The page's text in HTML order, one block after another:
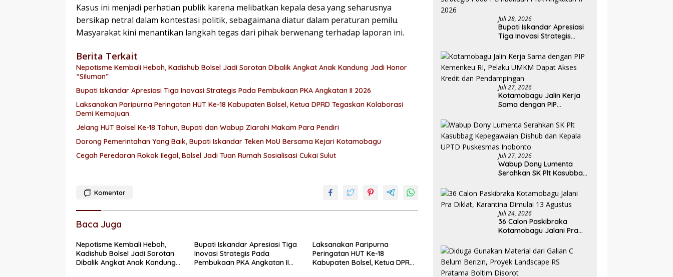
Kasus ini menjadi perhatian publik karena melibatkan kepala desa yang seharusnya
bersikap netral dalam kontestasi politik, sebagaimana diatur dalam peraturan pemilu.
Masyarakat kini menantikan langkah tegas dari pihak berwenang terhadap laporan ini.
Berita Terkait
Nepotisme Kembali Heboh, Kadishub Bolsel Jadi Sorotan Dibalik Angkat Anak Kandung Jadi Honor
“Siluman”
Bupati Iskandar Apresiasi Tiga Inovasi Strategis Pada Pembukaan PKA Angkatan II 2026
Laksanakan Paripurna Peringatan HUT Ke-18 Kabupaten Bolsel, Ketua DPRD Tegaskan Kolaborasi
Demi Kemajuan
Jelang HUT Bolsel Ke-18 Tahun, Bupati dan Wabup Ziarahi Makam Para Pendiri
Dorong Pemerintahan Yang Baik, Bupati Iskandar Teken MoU Bersama Kejari Kotamobagu
Cegah Peredaran Rokok Ilegal, Bolsel Jadi Tuan Rumah Sosialisasi Cukai Sulut
Komentar
Baca Juga
Nepotisme Kembali Heboh,
Kadishub Bolsel Jadi Sorotan
Dibalik Angkat Anak Kandung
Bupati Iskandar Apresiasi Tiga
Inovasi Strategis Pada
Pembukaan PKA Angkatan II
Laksanakan Paripurna
Peringatan HUT Ke-18
Kabupaten Bolsel, Ketua DPRD
Juli 28, 2026
Bupati Iskandar Apresiasi
Tiga Inovasi Strategis
Angkatan II 2026
Juli 27, 2026
Kotamobagu Jalin Kerja
Sama dengan PIP
Dapat Akses Kredit dan
Pendampingan
Juli 27, 2026
Wabup Dony Lumenta
Serahkan SK Plt Kasubbag
Kepala UPTD Puskesmas
Inobonto
Juli 24, 2026
36 Calon Paskibraka
Kotamobagu Jalani Pra
Agustus